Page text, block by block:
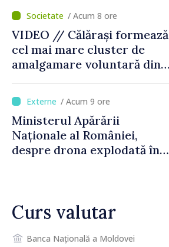
control vamal cu un scanner
performant/ Acum 8 ore
VIDEO // Călărași formează
cel mai mare cluster de
amalgamare voluntară din
orășenesc a aprobat decizia
finală
/ Acum 9 ore
Ministerul Apărării
Naționale al României,
despre drona explodată în
Curs valutar
Banca Națională a Moldovei